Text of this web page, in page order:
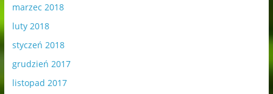
marzec 2018
luty 2018
styczeń 2018
grudzień 2017
listopad 2017